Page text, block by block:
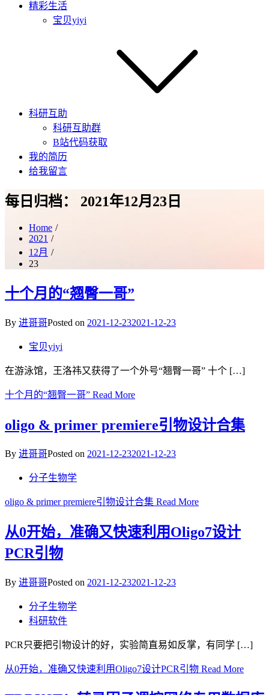
精彩生活
宝贝yiyi
科研互助
科研互助群
B站代码获取
我的简历
给我留言
每日归档： 2021年12月23日
Home
2021
12月
23
十个月的“翘臀一哥”
By 进哥哥Posted on 2021-12-232021-12-23
宝贝yiyi
在游泳馆，王洛祎又获得了一个外号“翘臀一哥” 十个 […]
十个月的“翘臀一哥” Read More
oligo & primer premiere引物设计合集
By 进哥哥Posted on 2021-12-232021-12-23
分子生物学
oligo & primer premiere引物设计合集 Read More
从0开始，准确又快速利用Oligo7设计
PCR引物
By 进哥哥Posted on 2021-12-232021-12-23
分子生物学
科研软件
PCR只要把引物设计的好，实验简直易如反掌，有同学 […]
从0开始，准确又快速利用Oligo7设计PCR引物 Read More